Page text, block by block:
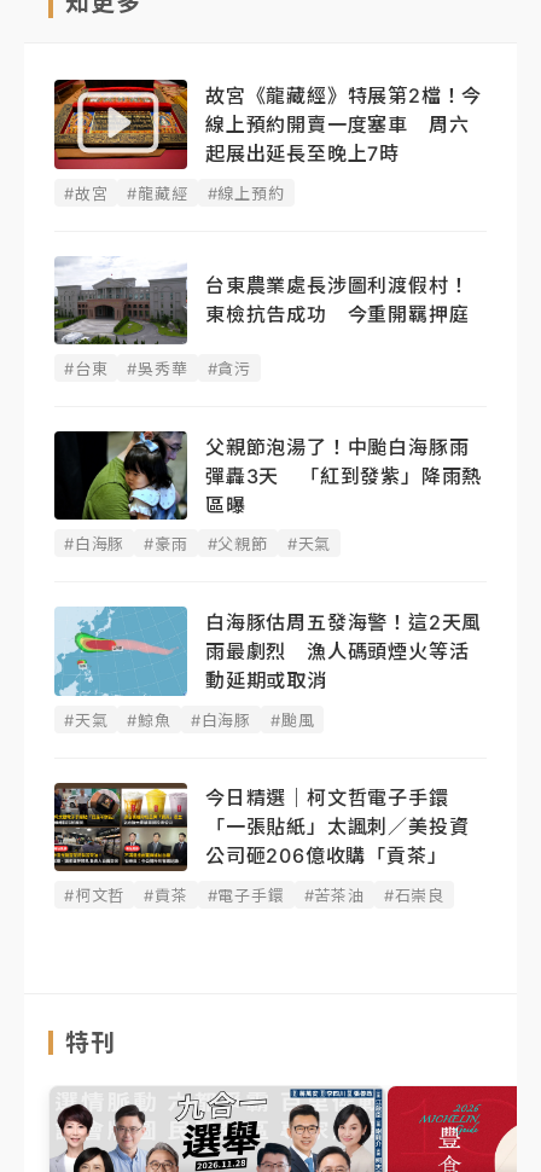
故宮《龍藏經》特展第2檔！今
線上預約開賣一度塞車 周六
起展出延長至晚上7時
#故宮 #龍藏經 #線上預約
台東農業處長涉圖利渡假村！
東檢抗告成功 今重開羈押庭
#台東 #吳秀華 #貪污
父親節泡湯了！中颱白海豚雨
彈轟3天 「紅到發紫」降雨熱
區曝
#白海豚 #豪雨 #父親節 #天氣
白海豚估周五發海警！這2天風
雨最劇烈 漁人碼頭煙火等活
動延期或取消
#天氣 #鯨魚 #白海豚 #颱風
今日精選｜柯文哲電子手鐶
「一張貼紙」太諷刺／美投資
公司砸206億收購「貢茶」
#柯文哲 #貢茶 #電子手鐶 #苦茶油 #石崇良
特刊